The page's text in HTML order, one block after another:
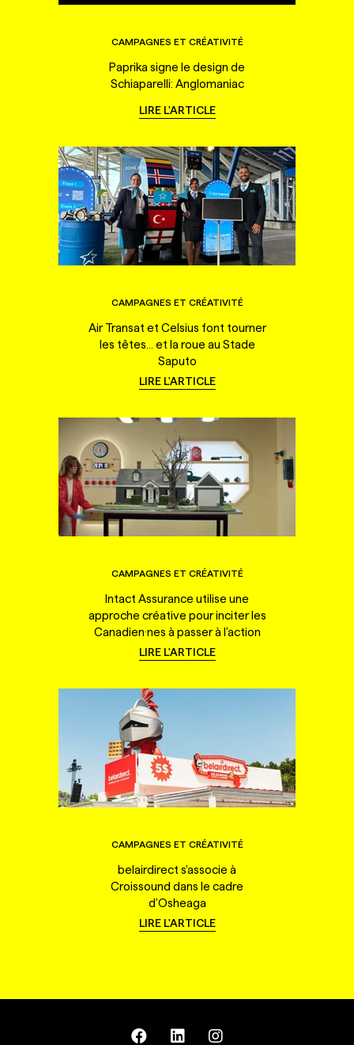
CAMPAGNES ET CRÉATIVITÉ
Paprika signe le design de
Schiaparelli: Anglomaniac
LIRE L'ARTICLE
CAMPAGNES ET CRÉATIVITÉ
Air Transat et Celsius font tourner
les têtes... et la roue au Stade
Saputo
LIRE L'ARTICLE
CAMPAGNES ET CRÉATIVITÉ
Intact Assurance utilise une
approche créative pour inciter les
Canadien·nes à passer à l'action
LIRE L'ARTICLE
CAMPAGNES ET CRÉATIVITÉ
belairdirect s'associe à
Croissound dans le cadre
d'Osheaga
LIRE L'ARTICLE